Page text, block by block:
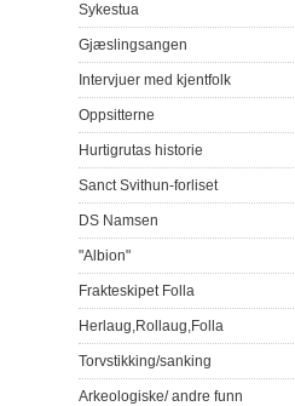
Sykestua
Gjæslingsangen
Intervjuer med kjentfolk
Oppsitterne
Hurtigrutas historie
Sanct Svithun-forliset
DS Namsen
"Albion"
Frakteskipet Folla
Herlaug,Rollaug,Folla
Torvstikking/sanking
Arkeologiske/andre funn